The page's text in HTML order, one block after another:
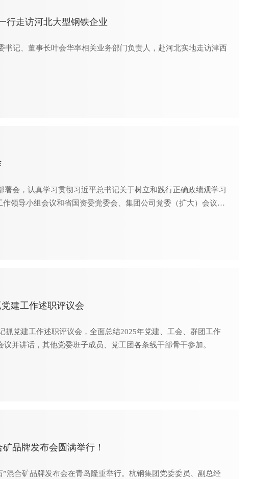
走访河北大型钢铁企业
记、董事长叶会华率相关业务部门负责人，赴河北实地走访津西
会，认真学习贯彻习近平总书记关于树立和践行正确政绩观学习
领导小组会议和省国资委党委会、集团公司党委（扩大）会议精
建工作述职评议会
党建工作述职评议会，全面总结2025年党建、工会、群团工作
并讲话，其他党委班子成员、党工团各条线干部骨干参加。
品牌发布会圆满举行！
合矿品牌发布会在青岛隆重举行。杭钢集团党委委员、副总经